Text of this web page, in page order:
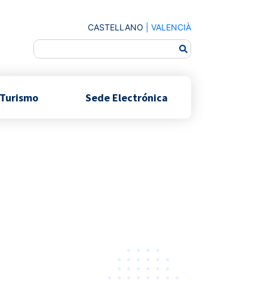
CASTELLANO VALENCIÀ
Turismo Sede Electrónica